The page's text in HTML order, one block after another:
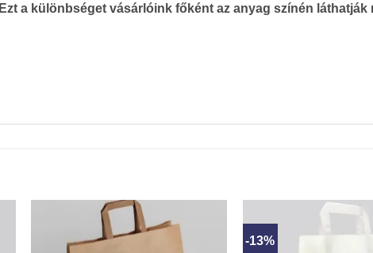
Ezt a különbséget vásárlóink főként az anyag színén láthatják
-13%